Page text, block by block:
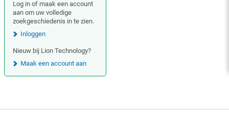
Log in of maak een account
aan om uw volledige
zoekgeschiedenis in te zien.
Inloggen
Nieuw bij Lion Technology?
Maak een account aan